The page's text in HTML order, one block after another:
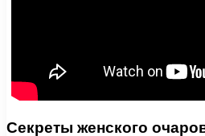
Секреты женского